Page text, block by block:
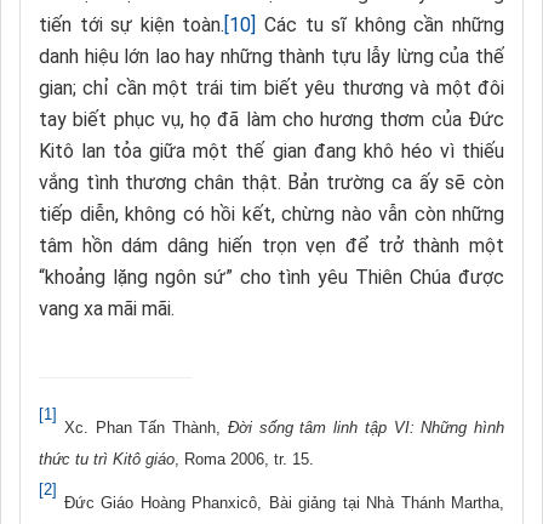
tiến tới sự kiện toàn.[10] Các tu sĩ không cần những
danh hiệu lớn lao hay những thành tựu lẫy lừng của thế
gian; chỉ cần một trái tim biết yêu thương và một đôi
tay biết phục vụ, họ đã làm cho hương thơm của Đức
Kitô lan tỏa giữa một thế gian đang khô héo vì thiếu
vắng tình thương chân thật. Bản trường ca ấy sẽ còn
tiếp diễn, không có hồi kết, chừng nào vẫn còn những
tâm hồn dám dâng hiến trọn vẹn để trở thành một
“khoảng lặng ngôn sứ” cho tình yêu Thiên Chúa được
vang xa mãi mãi.
[1]
Xc. Phan Tấn Thành, Đời sống tâm linh tập VI: Những hình
thức tu trì Kitô giáo, Roma 2006, tr. 15.
[2]
Đức Giáo Hoàng Phanxicô, Bài giảng tại Nhà Thánh Martha,